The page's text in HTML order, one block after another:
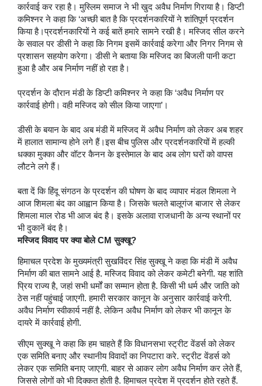
कार्रवाई कर रहा है। मुस्लिम समाज ने भी खुद अवैध निर्माण गिराया है। डिप्टी
कमिश्नर ने कहा कि ‘अच्छी बात है कि प्रदर्शनकारियों ने शांतिपूर्ण प्रदर्शन
किया है।प्रदर्शनकारियों ने कई बातें हमारे सामने रखी है। मस्जिद सील करने
के सवाल पर डीसी ने कहा कि निगम इसमें कार्रवाई करेगा और निगर निगम से
प्रशासन सहयोग करेगा। डीसी ने बताया कि मस्जिद का बिजली पानी कटा
हुआ है और अब निर्माण नहीं हो रहा है।
प्रदर्शन के दौरान मंडी के डिप्टी कमिश्नर ने कहा कि ‘अवैध निर्माण पर
कार्रवाई होगी। वही मस्जिद को सील किया जाएगा’।
डीसी के बयान के बाद अब मंडी में मस्जिद में अवैध निर्माण को लेकर अब शहर
में हालात सामान्य होने लगे हैं।इस बीच पुलिस और प्रदर्शनकारियों में हल्की
धक्का मुक्का और वॉटर कैनन के इस्तेमाल के बाद अब लोग घरों को वापस
लौटने लगे हैं।
बता दें कि हिंदू संगठन के प्रदर्शन की घोषण के बाद व्यापार मंडल शिमला ने
आज शिमला बंद का आह्वान किया है। जिसके चलते बालूगंज बाजार से लेकर
शिमला माल रोड भी आज बंद है। इसके अलावा राजधानी के अन्य स्थानों पर
भी दुकानें बंद है।
मस्जिद विवाद पर क्या बोले CM सुक्खू?
हिमाचल प्रदेश के मुख्यमंत्री सुखविंदर सिंह सुक्खू ने कहा कि मंडी में अवैध
निर्माण की बात सामने आई है. मस्जिद विवाद को लेकर कमेटी बनेगी. यह शांति
प्रिय राज्य है, जहां सभी धर्मों का सम्मान होता है. किसी भी धर्म और जाति को
ठेस नहीं पहुंचाई जाएगी. हमारी सरकार कानून के अनुसार कार्रवाई करेगी.
अवैध निर्माण स्वीकार्य नहीं है. लेकिन अवैध निर्माण को लेकर भी कानून के
दायरे में कार्रवाई होगी.
सीएम सुक्खू ने कहा कि हम चाहते हैं कि विधानसभा स्ट्रीट वेंडर्स को लेकर
एक समिति बनाए और स्थानीय विवादों का निपटारा करे. स्ट्रीट वेंडर्स को
लेकर एक समिति बनाए जाएगी. बाहर से आकर लोग अवैध निर्माण कर लेते हैं,
जिससे लोगों को भी दिक्कत होती है. हिमाचल प्रदेश में प्रदर्शन होते रहते हैं.